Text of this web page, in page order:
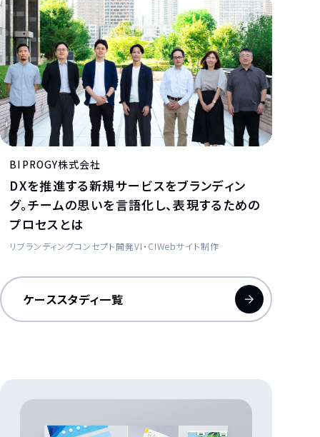
BIPROGY株式会社
DXを推進する新規サービスをブランディン
グ。チームの思いを言語化し、表現するための
プロセスとは
リブランディングコンセプト開発VI・CIWebサイト制作
ケーススタディ一覧